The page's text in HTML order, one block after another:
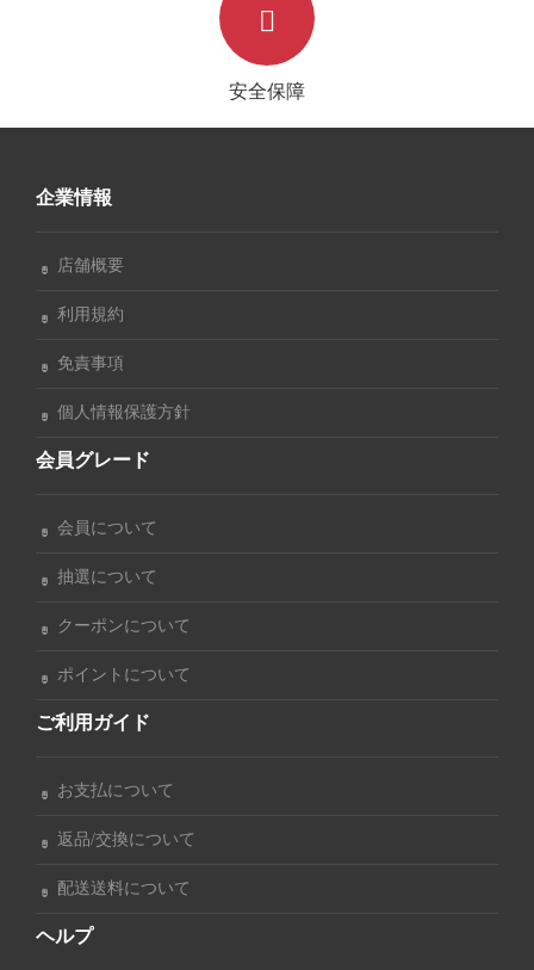
安全保障
企業情報
店舗概要
利用規約
免責事項
個人情報保護方針
会員グレード
会員について
抽選について
クーポンについて
ポイントについて
ご利用ガイド
お支払について
返品/交換について
配送送料について
ヘルプ